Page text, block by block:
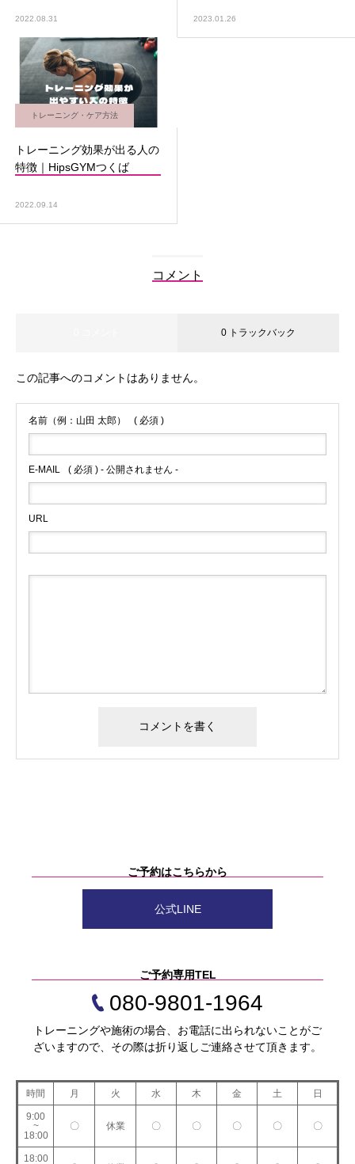
2022.08.31 2023.01.26
トレーニング・ケア方法
トレーニング効果が出る人の
特徴｜HipsGYMつくば
2022.09.14
コメント
0 トラックバック
この記事へのコメントはありません。
名前（例：山田 太郎） ( 必須 )
E-MAIL ( 必須 ) - 公開されません -
URL
ご予約はこちらから
公式LINE
ご予約専用TEL
080-9801-1964
トレーニングや施術の場合、お電話に出られないことがご
ざいますので、その際は折り返しご連絡させて頂きます。
時間 月 火 水 木 金 土 日
9:00
~
18:00
〇 休業 〇 〇 〇 〇 〇
18:00